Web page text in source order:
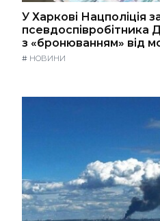
У Харкові Нацполіція
з «бронюванням» від
# НОВИНИ